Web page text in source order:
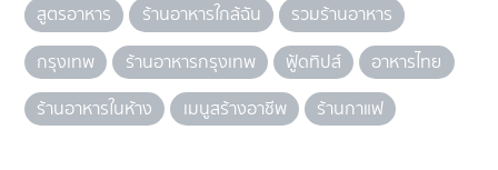
สูตรอาหาร ร้านอาหารใกล้ฉัน
รวมร้านอาหาร
กรุงเทพ
ร้านอาหารกรุงเทพ ฟู้ดทิปส์
อาหารไทย
ร้านอาหารในห้าง
เมนูสร้างอาชีพ ร้านกาแฟ